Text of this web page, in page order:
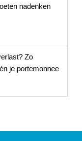
nadenken
Zo
je portemonnee